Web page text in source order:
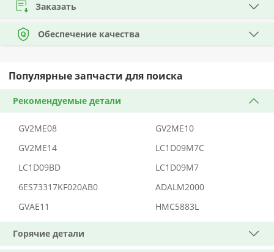
Заказать
Обеспечение качества
Популярные запчасти для поиска
Рекомендуемые детали
GV2ME08
GV2ME10
GV2ME14
LC1D09M7C
LC1D09BD
LC1D09M7
6ES73317KF020AB0
ADALM2000
GVAE11
HMC5883L
Горячие детали